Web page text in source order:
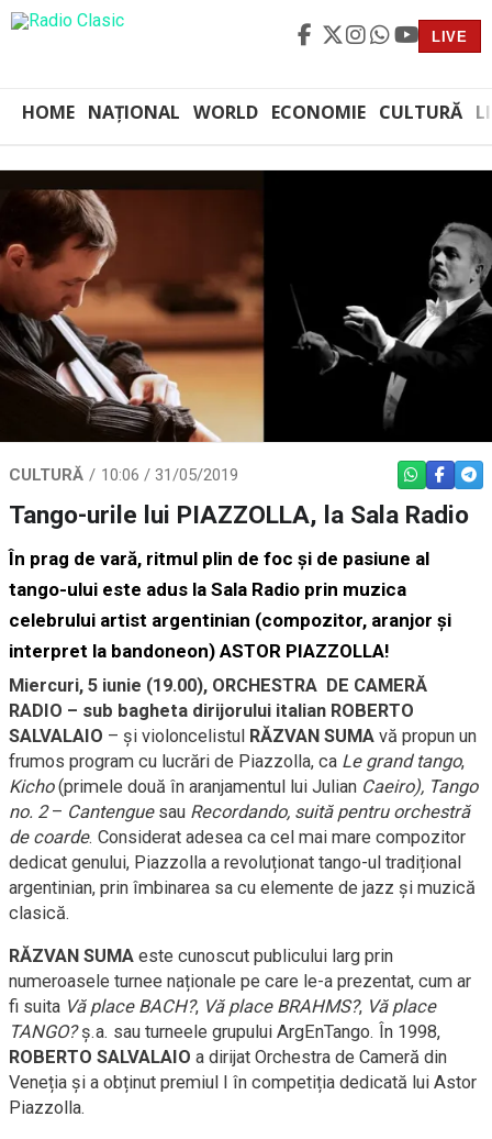
LIVE
HOME NAȚIONAL WORLD ECONOMIE CULTURĂ
CULTURĂ 10:06 / 31/05/2019 WHATSAPP
Tango-urile lui PIAZZOLLA, la Sala Radio
În prag de vară, ritmul plin de foc și de pasiune al
tango-ului este adus la Sala Radio prin muzica
celebrului artist argentinian (compozitor, aranjor și
interpret la bandoneon) ASTOR PIAZZOLLA!
Miercuri, 5 iunie (19.00), ORCHESTRA DE CAMERĂ
RADIO – sub bagheta dirijorului italian ROBERTO
SALVALAIO – și violoncelistul RĂZVAN SUMA vă propun un
frumos program cu lucrări de Piazzolla, ca Le grand tango,
Kicho(primele două în aranjamentul lui Julian Caeiro), Tango
no. 2– Cantenguesau Recordando, suită pentru orchestră
de coarde. Considerat adesea ca cel mai mare compozitor
dedicat genului, Piazzolla a revoluționat tango-ul tradițional
argentinian, prin îmbinarea sa cu elemente de jazz și muzică
clasică.
RĂZVAN SUMA este cunoscut publicului larg prin
numeroasele turnee naționale pe care le-a prezentat, cum ar
fi suita Vă place BACH?, Vă place BRAHMS?, Vă place
TANGO?ș.a. sau turneele grupului ArgEnTango. În 1998,
ROBERTO SALVALAIO a dirijat Orchestra de Cameră din
Veneția și a obținut premiul I în competiția dedicată lui Astor
Piazzolla.